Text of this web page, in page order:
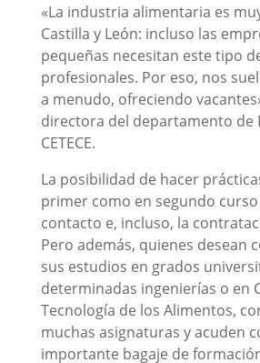
«La industria alimentaria es
Castilla y León: incluso las
pequeñas necesitan este tipo
profesionales. Por eso, nos
a menudo, ofreciendo
directora del departamento de
CETECE.
La posibilidad de hacer
primer como en segundo
contacto e, incluso, la
Pero además, quienes desean
sus estudios en grados
determinadas ingenierías o en
Tecnología de los Alimentos,
muchas asignaturas y acuden
importante bagaje de